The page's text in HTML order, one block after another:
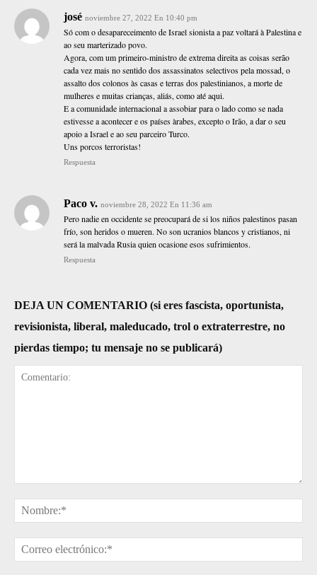
josé noviembre 27, 2022 En 10:40 pm
Só com o desapareceimento de Israel sionista a paz voltará à Palestina e
ao seu marterizado povo.
Agora, com um primeiro-ministro de extrema direita as coisas serão
cada vez mais no sentido dos assassinatos selectivos pela mossad, o
assalto dos colonos às casas e terras dos palestinianos, a morte de
mulheres e muitas crianças, aliás, como até aqui.
E a comunidade internacional a assobiar para o lado como se nada
estivesse a acontecer e os países àrabes, excepto o Irão, a dar o seu
apoio a Israel e ao seu parceiro Turco.
Uns porcos terroristas!
Respuesta
Paco v. noviembre 28, 2022 En 11:36 am
Pero nadie en occidente se preocupará de si los niños palestinos pasan
frío, son heridos o mueren. No son ucranios blancos y cristianos, ni
será la malvada Rusia quien ocasione esos sufrimientos.
Respuesta
DEJA UN COMENTARIO (si eres fascista, oportunista,
revisionista, liberal, maleducado, trol o extraterrestre, no
pierdas tiempo; tu mensaje no se publicará)